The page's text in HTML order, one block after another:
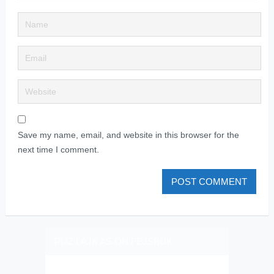
Save my name, email, and website in this browser for the
next time I comment.